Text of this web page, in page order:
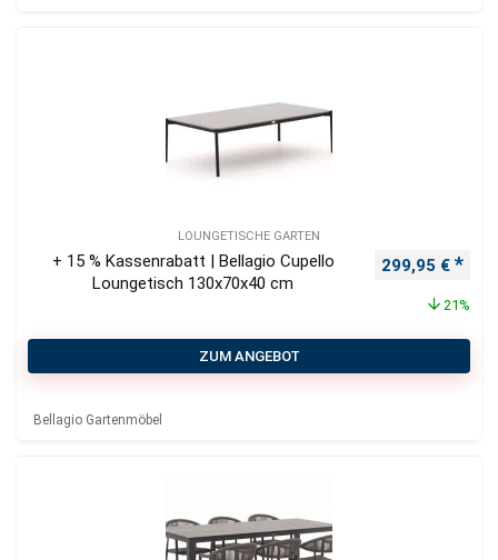
LOUNGETISCHE GARTEN
+ 15 % Kassenrabatt | Bellagio Cupello
Loungetisch 130x70x40 cm
299,95 €
21%
ZUM ANGEBOT
Bellagio Gartenmöbel